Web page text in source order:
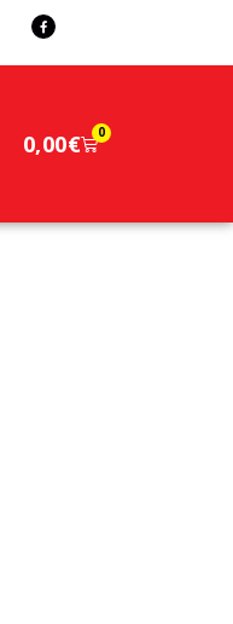
0,00€ 0